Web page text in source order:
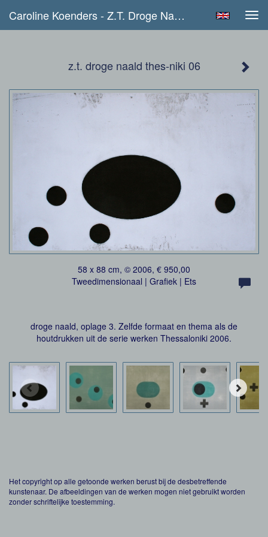
Caroline Koenders - Z.t. Droge Naald Thes-Niki 06
z.t. droge naald thes-niki 06
58 x 88 cm, © 2006, € 950,00
Tweedimensionaal | Grafiek | Ets
droge naald, oplage 3. Zelfde formaat en thema als de
houtdrukken uit de serie werken Thessaloniki 2006.
Het copyright op alle getoonde werken berust bij de desbetreffende
kunstenaar. De afbeeldingen van de werken mogen niet gebruikt worden
zonder schriftelijke toestemming.